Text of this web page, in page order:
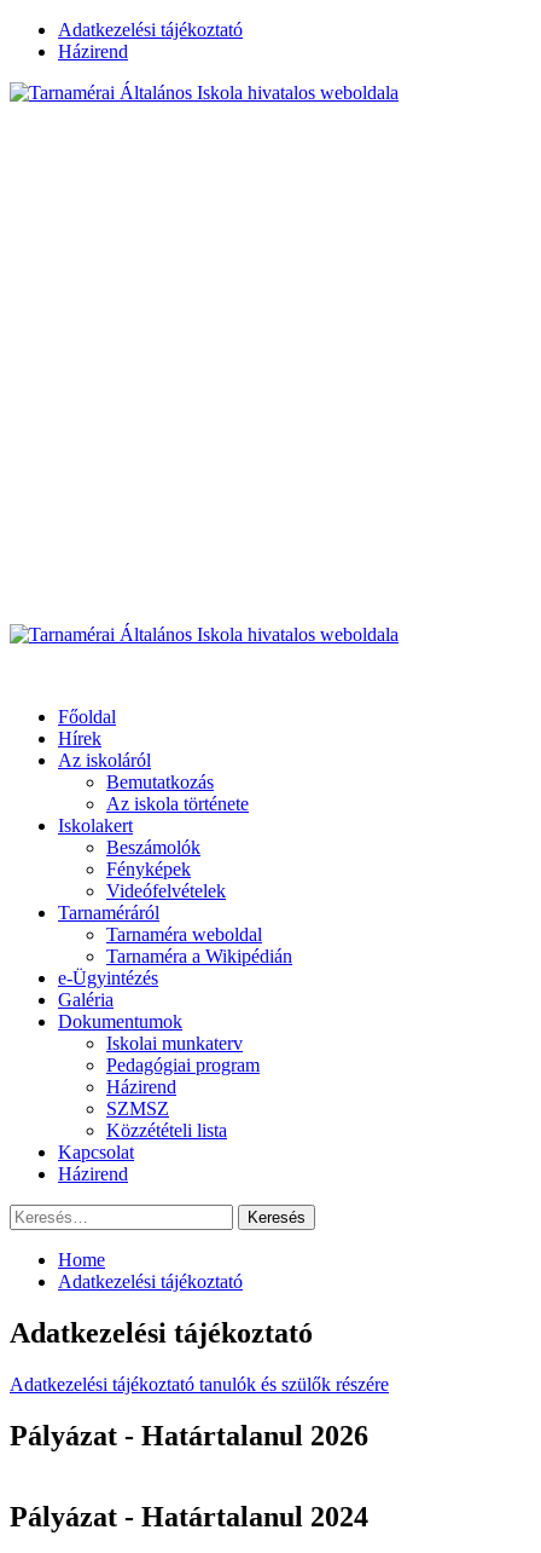
Skip
Adatkezelési tájékoztató
Házirend
Primary
Főoldal
Hírek
Az iskoláról
Bemutatkozás
Az iskola története
Iskolakert
Beszámolók
Fényképek
Videófelvételek
Tarnaméráról
Tarnaméra weboldal
Tarnaméra a Wikipédián
e-Ügyintézés
Galéria
Dokumentumok
Iskolai munkaterv
Pedagógiai program
Házirend
SZMSZ
Közzétételi lista
Kapcsolat
Házirend
Keresés:
Home
Adatkezelési tájékoztató
Adatkezelési tájékoztató
Adatkezelési tájékoztató tanulók és szülők részére
Pályázat - Határtalanul 2026
Pályázat - Határtalanul 2024